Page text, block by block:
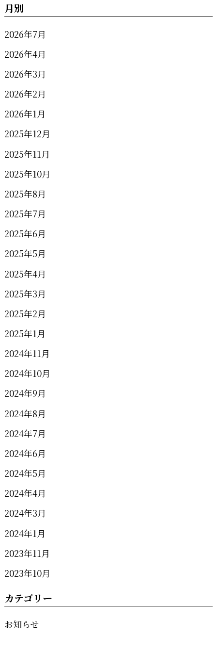
月別
2026年7月
2026年4月
2026年3月
2026年2月
2026年1月
2025年12月
2025年11月
2025年10月
2025年8月
2025年7月
2025年6月
2025年5月
2025年4月
2025年3月
2025年2月
2025年1月
2024年11月
2024年10月
2024年9月
2024年8月
2024年7月
2024年6月
2024年5月
2024年4月
2024年3月
2024年1月
2023年11月
2023年10月
カテゴリー
お知らせ